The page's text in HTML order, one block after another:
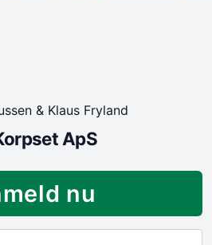
& Klaus Fryland
ApS
nu